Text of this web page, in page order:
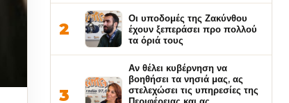
2
Οι υποδομές της Ζακύνθου
έχουν ξεπεράσει προ πολλού
τα όριά τους
3
Αν θέλει κυβέρνηση να
βοηθήσει τα νησιά μας, ας
στελεχώσει τις υπηρεσίες της